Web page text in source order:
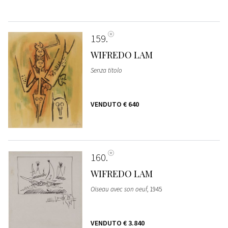
159
WIFREDO LAM
Senza titolo
VENDUTO € 640
160
WIFREDO LAM
Oiseau avec son oeuf, 1945
VENDUTO € 3.840